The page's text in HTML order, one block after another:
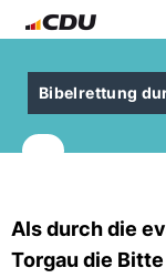
Bibelrettung
Als durch die
Torgau die